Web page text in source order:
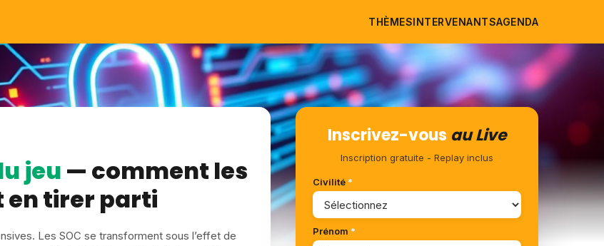
THÈMESINTERVENANTSAGENDA
jeu — comment les
en tirer parti
Les SOC se transforment sous l’effet de
Inscrivez-vous au Live
Inscription gratuite - Replay inclus
Civilité *
Prénom *